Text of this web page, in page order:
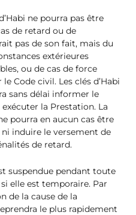
ne pourra pas être
de retard ou de
pas de son fait, mais du
extérieures
ou de cas de force
Code civil. Les clés d’Habi
sans délai informer le
la Prestation. La
pourra en aucun cas être
induire le versement de
de retard.
suspendue pendant toute
elle est temporaire. Par
de la cause de la
le plus rapidement